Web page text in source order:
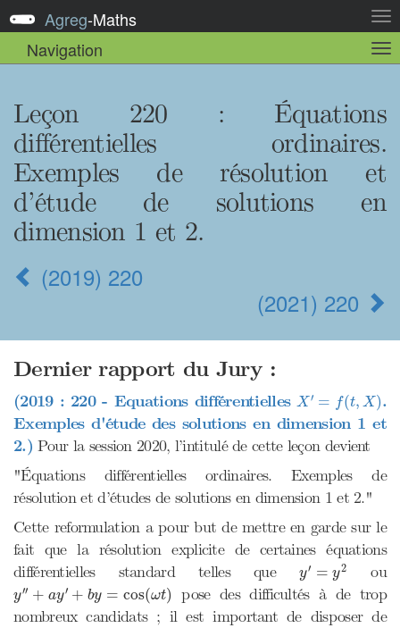
la
Agreg-Maths
Navigation
la
Leçon 220 : Équations
différentielles ordinaires.
Exemples de résolution et
d’étude de solutions en
dimension 1 et 2.
(2019) 220
(2021) 220
Dernier rapport du Jury :
(2019 : 220 - Equations différentiellesX ′ = f(t, X)
X′= t,X
.
Exemples d'étude des solutions en dimension 1 et
2.) Pour la session 2020, l’intitulé de cette leçon devient
"Équations différentielles ordinaires. Exemples de
résolution et d’études de solutions en dimension 1 et 2."
Cette reformulation a pour but de mettre en garde sur le
fait que la résolution explicite de certaines équations
différentielles standard telles que
y′ = y2
′= 2 ou
y′′ + ay′ + by = cos(ωt)
″ + + b y= )
pose des difficultés à de trop
nombreux candidats ; il est important de disposer de